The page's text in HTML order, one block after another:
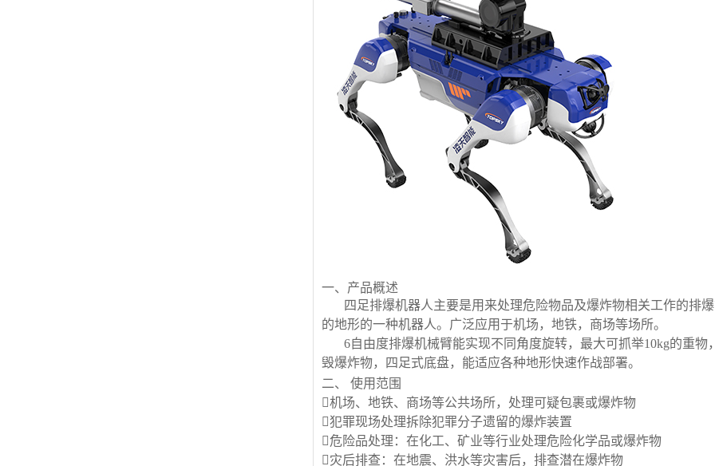
一、产品概述
四足排爆机器人主要是用来处理危险物品及爆炸物相关工作的排
的地形的一种机器人。广泛应用于机场，地铁，商场等场所。
6自由度排爆机械臂能实现不同角度旋转，最大可抓举10kg的重
毁爆炸物，四足式底盘，能适应各种地形快速作战部署。
二、 使用范围
机场、地铁、商场等公共场所，处理可疑包裹或爆炸物
犯罪现场处理拆除犯罪分子遗留的爆炸装置
危险品处理：在化工、矿业等行业处理危险化学品或爆炸物
灾后排查：在地震、洪水等灾害后，排查潜在爆炸物